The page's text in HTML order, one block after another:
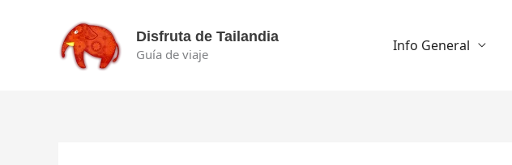
contenido
Disfruta de Tailandia
Guía de viaje
Info General